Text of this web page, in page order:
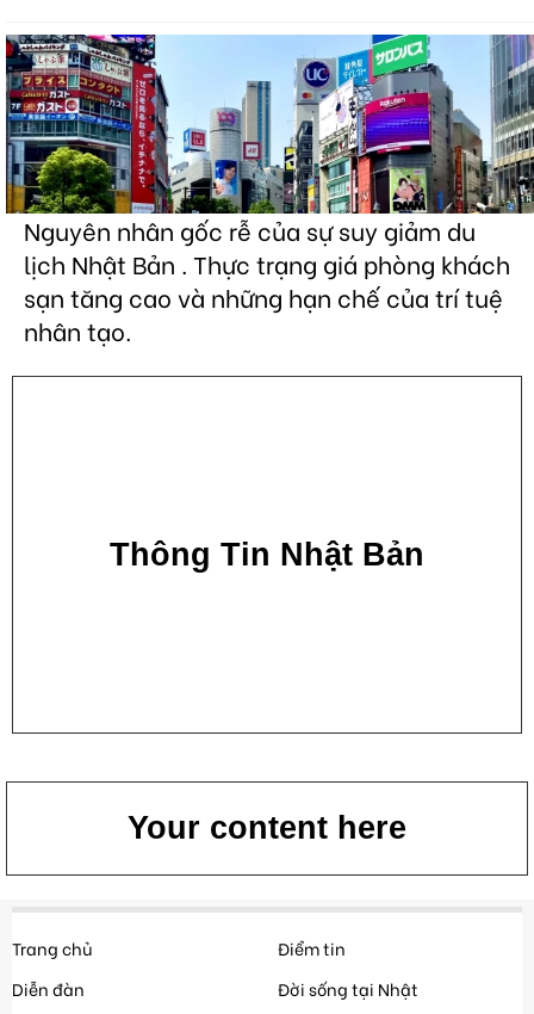
Nguyên nhân gốc rễ của sự suy giảm du
lịch Nhật Bản . Thực trạng giá phòng khách
sạn tăng cao và những hạn chế của trí tuệ
nhân tạo.
Thông Tin Nhật Bản
Your content here
Trang chủ
Diễn đàn
Điểm tin
Đời sống tại Nhật